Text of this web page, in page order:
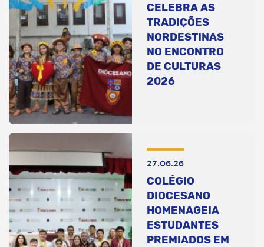
CELEBRA AS
TRADIÇÕES
NORDESTINAS
NO ENCONTRO
DE CULTURAS
2026
27.06.26
COLÉGIO
DIOCESANO
HOMENAGEIA
ESTUDANTES
PREMIADOS EM